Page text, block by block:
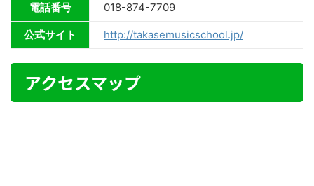
電話番号 018-874-7709
公式サイト http://takasemusicschool.jp/
アクセスマップ